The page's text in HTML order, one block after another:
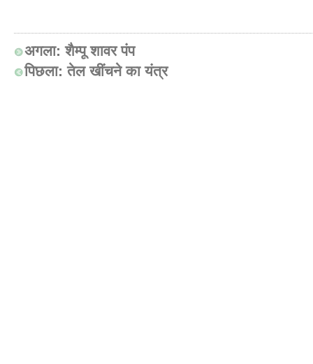
अगला:शैम्पू शावर पंप
पिछला:तेल खींचने का यंत्र